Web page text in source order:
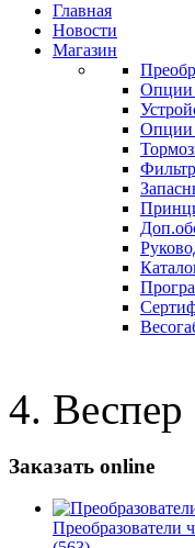
Главная
Новости
Магазин
Заказать online
Преобразователи